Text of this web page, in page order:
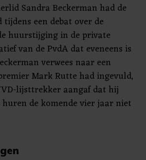
Sandra Beckerman had de
een debat over de
huurstijging in de private
van de PvdA dat eveneens is
verwees naar een
Mark Rutte had ingevuld,
lijsttrekker aangaf dat hij
de komende vier jaar niet